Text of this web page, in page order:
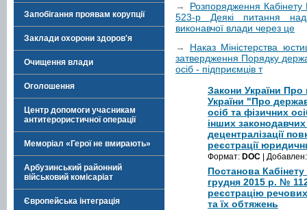
Запобігання проявам корупції
Заклади охорони здоров'я
Очищення влади
Оголошення
Центр допомоги учасникам
антитерористичної операції
Меморіал «Герої не вмирають»
Арбузинський районний
військовий комісаріат
Європейська інтеграція
→
Розпорядження Кабінету
523-р Деякі питання
виконавчої влади через це
→
Наказ Міністерства
затвердження Порядку
осіб - підприємців т
Закони України Про
України "Про
осіб та фізичних
інших
децентралізації
реєстрації
Формат: DOC |
Постанова Кабінету
грудня 2015 р. №
реєстрацію
та їх обтяжень